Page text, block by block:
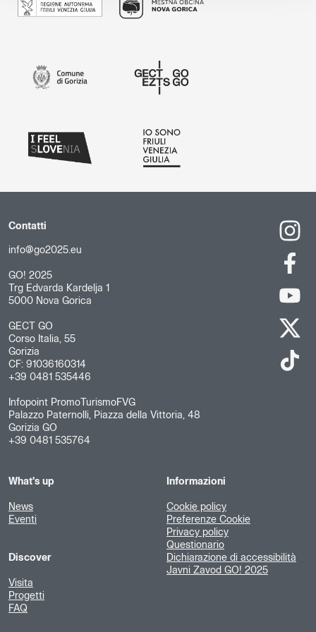
Contatti
info@go2025.eu
GO! 2025
Trg Edvarda Kardelja 1
5000 Nova Gorica
GECT GO
Corso Italia, 55
Gorizia
CF: 91036160314
+39 0481 535446
Infopoint PromoTurismoFVG
Palazzo Paternolli, Piazza della Vittoria, 48
Gorizia GO
+39 0481 535764
What's up
News
Eventi
Discover
Visita
Progetti
FAQ
Informazioni
Cookie policy
Preferenze Cookie
Privacy policy
Questionario
Dichiarazione di accessibilità
Javni Zavod GO! 2025